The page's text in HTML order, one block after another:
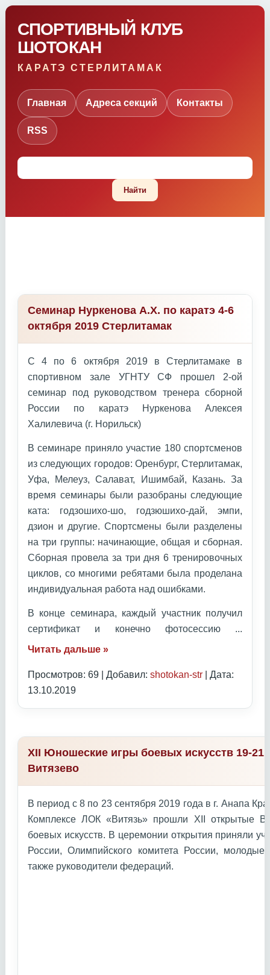
СПОРТИВНЫЙ КЛУБ
ШОТОКАН
КАРАТЭ СТЕРЛИТАМАК
Главная Адреса секций Контакты
RSS
Семинар Нуркенова А.Х. по каратэ 4-6
октября 2019 Стерлитамак
С 4 по 6 октября 2019 в Стерлитамаке в
спортивном зале УГНТУ СФ прошел 2-ой
семинар под руководством тренера сборной
России по каратэ Нуркенова Алексея
Халилевича (г. Норильск)
В семинаре приняло участие 180 спортсменов
из следующих городов: Оренбург, Стерлитамак,
Уфа, Мелеуз, Салават, Ишимбай, Казань. За
время семинары были разобраны следующие
ката: годзошихо-шо, годзюшихо-дай, эмпи,
дзион и другие. Спортсмены были разделены
на три группы: начинающие, общая и сборная.
Сборная провела за три дня 6 тренировочных
циклов, со многими ребятами была проделана
индивидуальная работа над ошибками.
В конце семинара, каждый участник получил
сертификат и конечно фотосессию ...
Читать дальше »
Просмотров: 69 | Добавил: shotokan-str | Дата:
13.10.2019
XII Юношеские игры боевых искусств 19-21
Витязево
В период с 8 по 23 сентября 2019 года в г. Анапа
Комплексе ЛОК «Витязь» прошли XII открытые
боевых искусств. В церемонии открытия приняли
России, Олимпийского комитета России,
также руководители федераций.